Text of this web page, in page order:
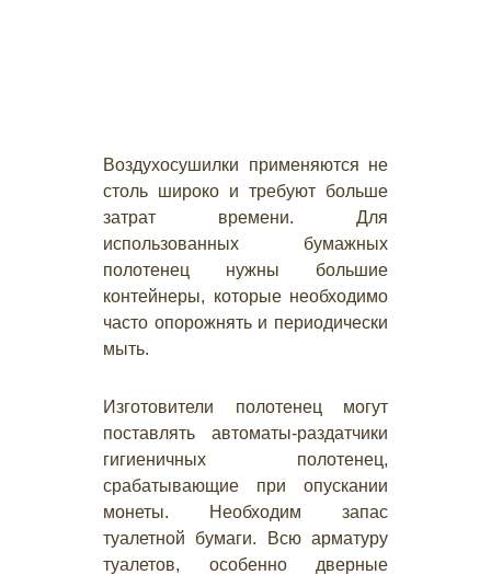
Воздухосушилки применяются не
столь широко и требуют больше
затрат времени. Для
использованных бумажных
полотенец нужны большие
контейнеры, которые необходимо
часто опорожнять и периодически
мыть.
Изготовители полотенец могут
поставлять автоматы-раздатчики
гигиеничных полотенец,
срабатывающие при опускании
монеты. Необходим запас
туалетной бумаги. Всю арматуру
туалетов, особенно дверные